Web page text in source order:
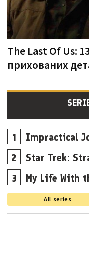
The Last Of Us:
прихованих
Impractical
Star Trek:
My Life With
All series